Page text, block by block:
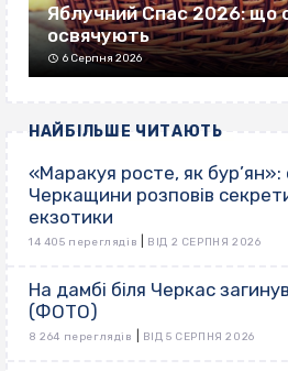
Яблучний Спас 2026: що
освячують
6 Серпня 2026
НАЙБІЛЬШЕ ЧИТАЮТЬ
«Маракуя росте, як бур’ян»:
Черкащини розповів
екзотики
14 405 переглядів ВІД 2 СЕРПНЯ 2026
На дамбі біля Черкас
(ФОТО)
8 264 переглядів ВІД 5 СЕРПНЯ 2026